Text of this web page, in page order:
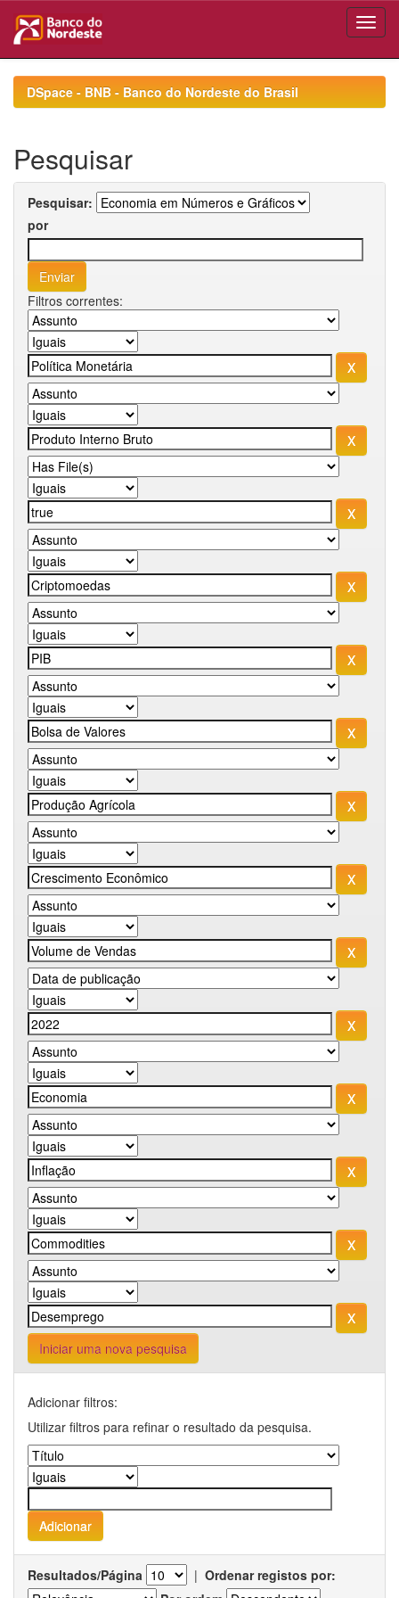
navigationDSpace - BNB - Banco do Nordeste do Brasil
Pesquisar
Pesquisar:
por
Filtros correntes:
Iniciar uma nova pesquisa
Adicionar filtros:
Utilizar filtros para refinar o resultado da pesquisa.
Resultados/Página | Ordenar registos por: